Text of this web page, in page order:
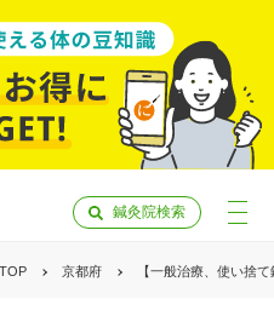
鍼灸院検索
京都府 【一般治療、使い捨